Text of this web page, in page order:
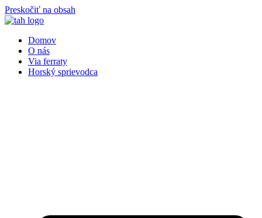
Preskočiť na obsah
Domov
O nás
Via ferraty
Horský sprievodca